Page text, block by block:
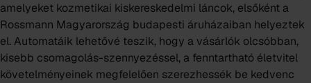
amelyeket kozmetikai kiskereskedelmi láncok, elsőként a
Rossmann Magyarország budapesti áruházaiban helyeztek
el. Automatáik lehetővé teszik, hogy a vásárlók olcsóbban,
kisebb csomagolás-szennyezéssel, a fenntartható életvitel
követelményeinek megfelelően szerezhessék be kedvenc